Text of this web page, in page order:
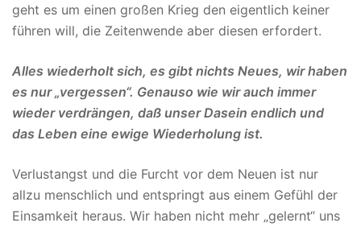
geht es um einen großen Krieg den eigentlich keiner
führen will, die Zeitenwende aber diesen erfordert.
Alles wiederholt sich, es gibt nichts Neues, wir haben
es nur „vergessen“. Genauso wie wir auch immer
wieder verdrängen, daß unser Dasein endlich und
das Leben eine ewige Wiederholung ist.
Verlustangst und die Furcht vor dem Neuen ist nur
allzu menschlich und entspringt aus einem Gefühl der
Einsamkeit heraus. Wir haben nicht mehr „gelernt“ uns